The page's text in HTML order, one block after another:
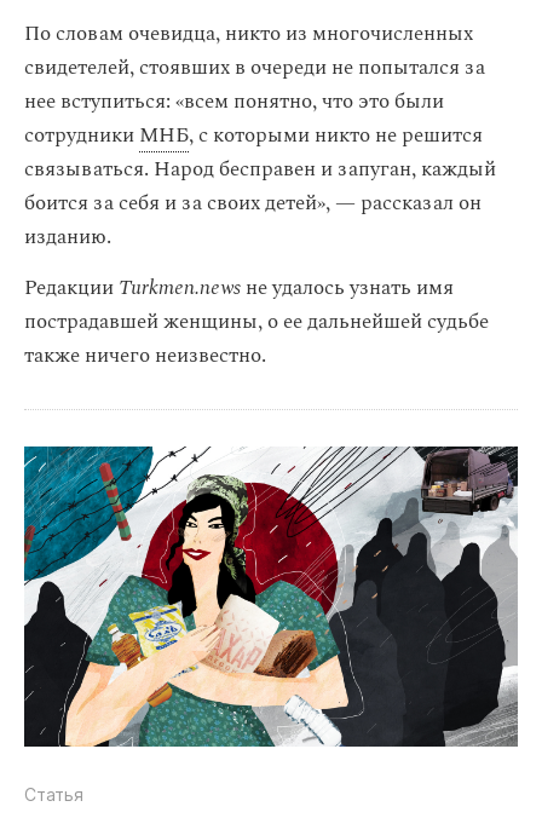
По словам очевидца, никто из многочисленных
свидетелей, стоявших в очереди не попытался за
нее вступиться: «всем понятно, что это были
сотрудникиМНБ, с которыми никто не решится
связываться. Народ бесправен и запуган, каждый
боится за себя и за своих детей», — рассказал он
изданию.
РедакцииTurkmen.newsне удалось узнать имя
пострадавшей женщины, о ее дальнейшей судьбе
также ничего неизвестно.
Статья